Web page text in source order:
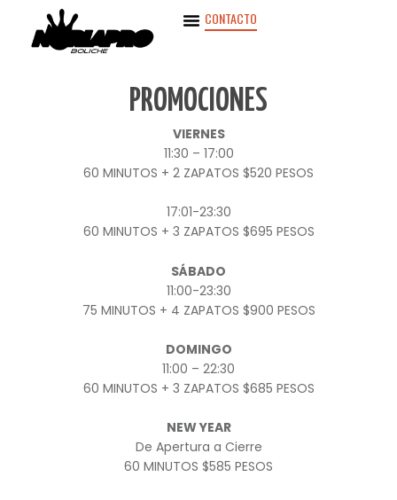
contenido
CONTACTO
PROMOCIONES
VIERNES
11:30 – 17:00
60 MINUTOS + 2 ZAPATOS $520 PESOS
17:01-23:30
60 MINUTOS + 3 ZAPATOS $695 PESOS
SÁBADO
11:00-23:30
75 MINUTOS + 4 ZAPATOS $900 PESOS
DOMINGO
11:00 – 22:30
60 MINUTOS + 3 ZAPATOS $685 PESOS
NEW YEAR
De Apertura a Cierre
60 MINUTOS $585 PESOS